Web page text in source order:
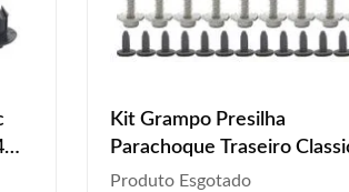
Kit Grampo Presilha
Parachoque Traseiro
2012 2013 2014 2015 2016
Produto Esgotado